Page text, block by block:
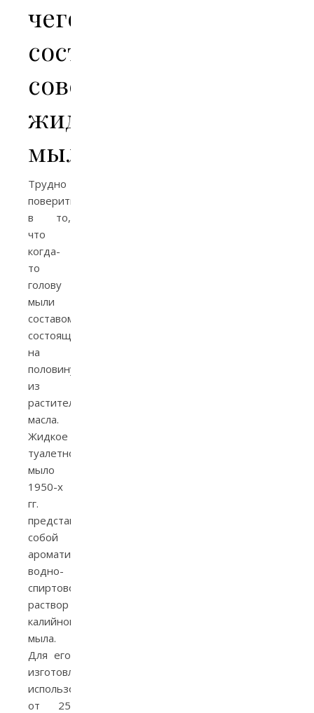
чего
состояло
советское
жидкое
мыло
Трудно
поверить
в то,
что
когда-
то
голову
мыли
составом,
состоящим
на
половину
из
растительного
масла.
Жидкое
туалетное
мыло
1950-х
гг.
представляло
собой
ароматизированный
водно-
спиртовой
раствор
калийного
мыла.
Для его
изготовления
использовалось
от 25